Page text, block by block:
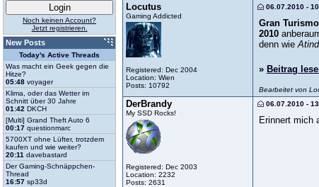
Locutus
Gaming Addicted
Registered: Dec 2004
Location: Wien
Posts: 10792
06.07.2010 -
Gran
2010
denn wie
» Beitrag
Bearbeitet von
DerBrandy
My SSD Rocks!
Registered: Dec 2003
Location: 2232
Posts: 2631
06.07.2010 -
Erinnert mich
Noch keinen Account?
Jetzt registrieren.
New Posts
Today's Active Threads
Was macht ein Geek gegen die
Hitze?
05:48 voyager
Klima, oder das Wetter im
Schnitt über 30 Jahre
01:42 DKCH
[Multi] Grand Theft Auto 6
00:17 questionmarc
5700XT ohne Lüfter, trotzdem
kaufen und wie weiter?
20:11 davebastard
Der Gaming-Schnäppchen-
Thread
16:57 sp33d